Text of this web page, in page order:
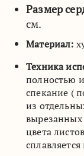
Размер
см.
Материал:
Техника
полностью
спекание (
из
вырезанных
цвета